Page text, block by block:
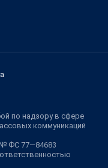
по надзору в сфере
коммуникаций
ФС 77—84683